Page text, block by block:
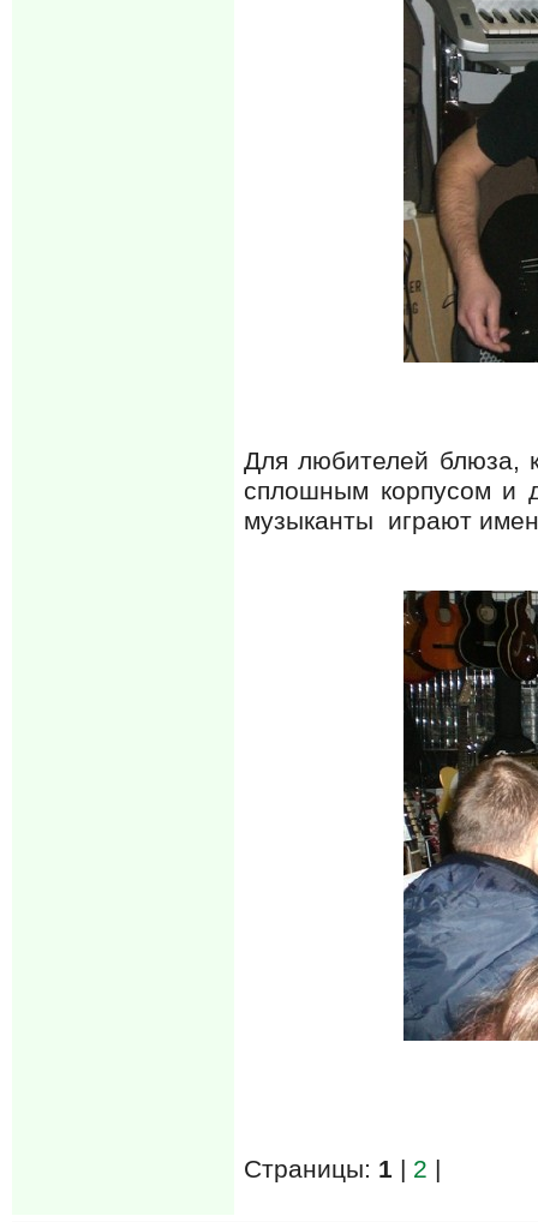
Для любителей блюза,
сплошным корпусом и
музыканты играют
Страницы: 1 | 2 |